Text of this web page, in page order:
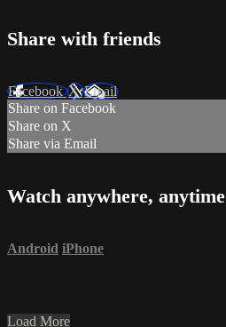
Share with friends
FacebookXEmail
Share on Facebook
Share on X
Share via Email
Watch anywhere, anytime
Android iPhone
Load More